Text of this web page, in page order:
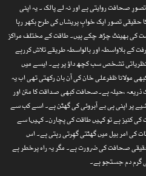
صحافت روایتی ہے اور نہ لے پالک ۔ یہ اپنی
حقیقی تصور ایک خوابِ پریشاں کی طرح بکھر رہا
کی بھینٹ چڑھ چکے ہیں۔ طاقت کے مختلف مراکز
کے بلاواسطہ اور بالواسطہ طریقے تلاش کررہے
نظریاتی تشخص سب کچھ داؤ پر ہے۔ ایسے میں
مولانا ظفرعلی خان کی آن بان رکھتی تھی اب یہ
،حیلہ ہے۔صحافت کبھی صداقت کا متن اور
پر اپنی ہی بے آبروئی کی گھٹن ہے۔ اسے کب سے
کی کنیز ہے تو کہیں طاقت کی پچارن۔ کہیںا سے
کی امر بیل میں گھٹتی گھِرتی رہتی ہے۔ اس
صحافت کی ضرورت ہے۔ مگر یہ راہ پرخطر ہے
گرم دم جستجو ہے۔